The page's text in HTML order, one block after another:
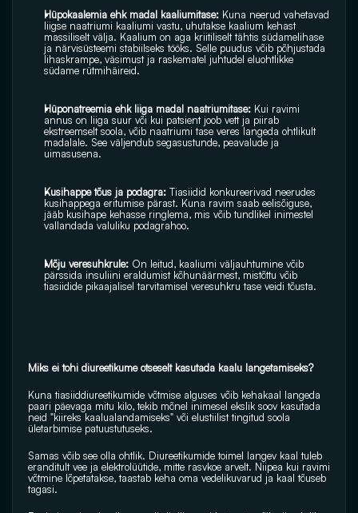
Hüpokaalemia ehk madal kaaliumitase: Kuna neerud vahetavad
liigse naatriumi kaaliumi vastu, uhutakse kaalium kehast
massiliselt välja. Kaalium on aga kriitiliselt tähtis südamelihase
ja närvisüsteemi stabiilseks tööks. Selle puudus võib põhjustada
lihaskrampe, väsimust ja raskematel juhtudel eluohtlikke
südame rütmihäireid.
Hüponatreemia ehk liiga madal naatriumitase: Kui ravimi
annus on liiga suur või kui patsient joob vett ja piirab
ekstreemselt soola, võib naatriumi tase veres langeda ohtlikult
madalale. See väljendub segasustunde, peavalude ja
uimasusena.
Kusihappe tõus ja podagra: Tiasiidid konkureerivad neerudes
kusihappega eritumise pärast. Kuna ravim saab eelisõiguse,
jääb kusihape kehasse ringlema, mis võib tundlikel inimestel
vallandada valuliku podagrahoo.
Mõju veresuhkrule: On leitud, kaaliumi väljauhtumine võib
pärssida insuliini eraldumist kõhunäärmest, mistõttu võib
tiasiidide pikaajalisel tarvitamisel veresuhkru tase veidi tõusta.
Miks ei tohi diureetikume otseselt kasutada kaalu langetamiseks?
Kuna tiasiiddiureetikumide võtmise alguses võib kehakaal langeda
paari päevaga mitu kilo, tekib mõnel inimesel ekslik soov kasutada
neid "kiireks kaalualandamiseks" või elustiilist tingitud soola
ületarbimise patuustutuseks.
Samas võib see olla ohtlik. Diureetikumide toimel langev kaal tuleb
eranditult vee ja elektrolüütide, mitte rasvkoe arvelt. Niipea kui ravimi
võtmine lõpetatakse, taastab keha oma vedelikuvarud ja kaal tõuseb
tagasi.